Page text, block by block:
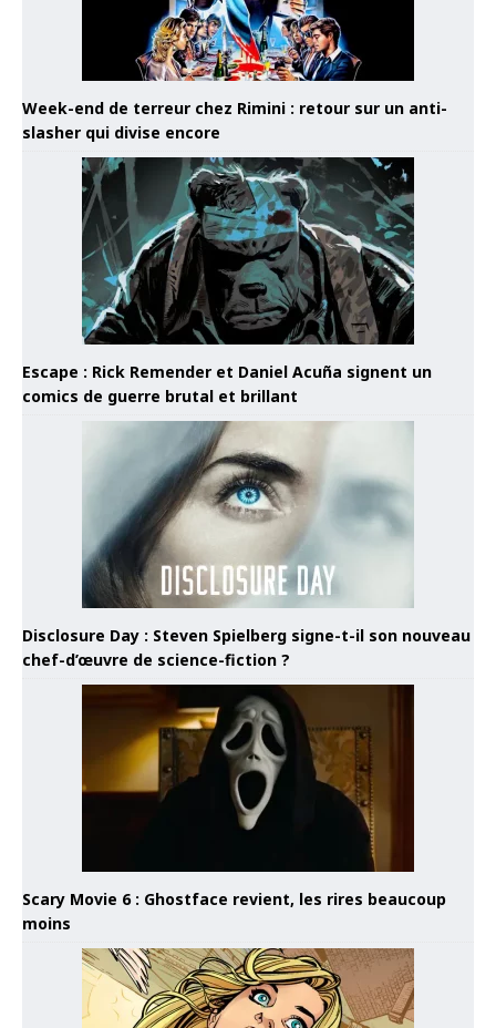
Week-end de terreur chez Rimini : retour sur un anti-
slasher qui divise encore
Escape : Rick Remender et Daniel Acuña signent un
comics de guerre brutal et brillant
Disclosure Day : Steven Spielberg signe-t-il son nouveau
chef-d’œuvre de science-fiction ?
Scary Movie 6 : Ghostface revient, les rires beaucoup
moins